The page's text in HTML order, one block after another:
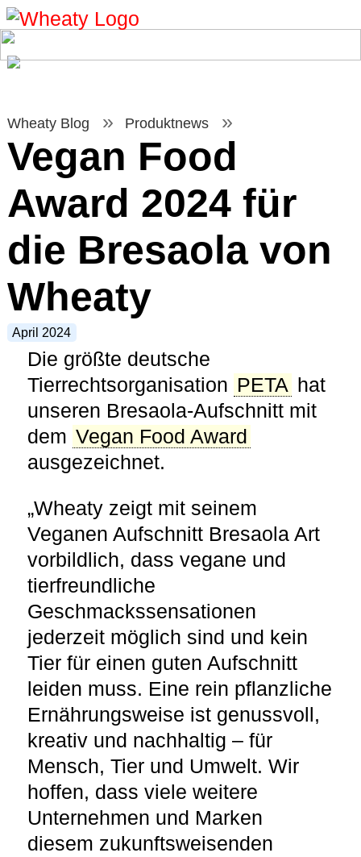
to
content
Wheaty Blog Produktnews
Vegan Food
Award 2024 für
die Bresaola von
Wheaty
April 2024
Die größte deutsche
Tierrechtsorganisation PETA hat
unseren Bresaola-Aufschnitt mit
dem Vegan Food Award
ausgezeichnet.
„Wheaty zeigt mit seinem
Veganen Aufschnitt Bresaola Art
vorbildlich, dass vegane und
tierfreundliche
Geschmackssensationen
jederzeit möglich sind und kein
Tier für einen guten Aufschnitt
leiden muss. Eine rein pflanzliche
Ernährungsweise ist genussvoll,
kreativ und nachhaltig – für
Mensch, Tier und Umwelt. Wir
hoffen, dass viele weitere
Unternehmen und Marken
diesem zukunftsweisenden